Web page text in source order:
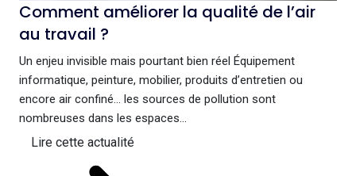
Comment améliorer la qualité de l’air
au travail ?
Un enjeu invisible mais pourtant bien réel Équipement
informatique, peinture, mobilier, produits d’entretien ou
encore air confiné… les sources de pollution sont
nombreuses dans les espaces...
Lire cette actualité